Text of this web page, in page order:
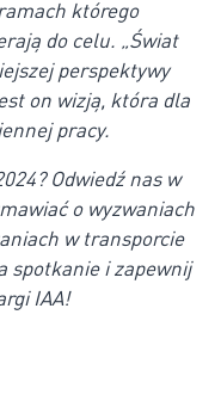
którego
do celu. „Świat
perspektywy
on wizją, która dla
pracy.
Odwiedź nas w
o wyzwaniach
w transporcie
spotkanie i zapewnij
IAA!